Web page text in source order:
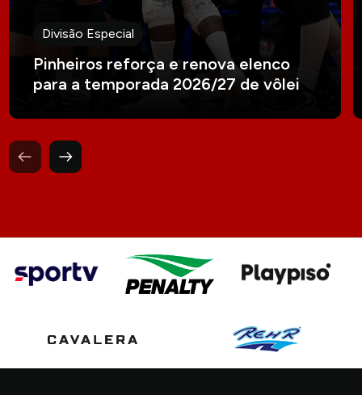
Divisão Especial
Pinheiros reforça e renova elenco
para a temporada 2026/27 de vôlei